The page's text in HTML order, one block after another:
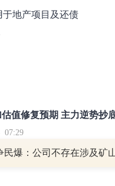
于地产项目及还债
07:29